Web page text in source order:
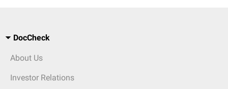
DocCheck
About Us
Investor Relations